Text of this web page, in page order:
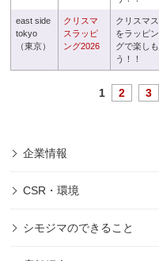
east side
tokyo
（東京）
クリスマ
スラッピ
ング2026
クリスマス
をラッピン
グで楽しも
う！！
1 2 3
企業情報
CSR・環境
シモジマのできること